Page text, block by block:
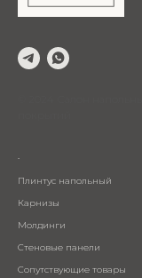
.
Плинтус напольный
Карнизы
Молдинги
Стеновые панели
Сопутствующие товары